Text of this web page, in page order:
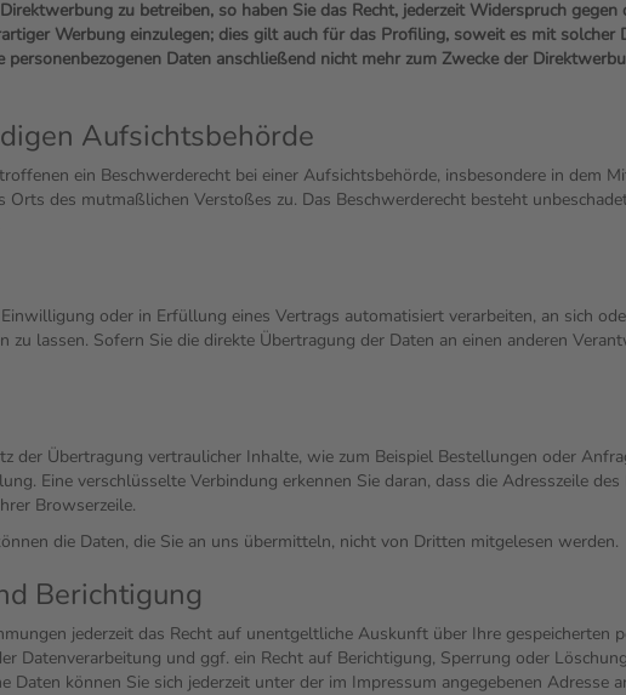
zu betreiben, so haben Sie das Recht, jederzeit Widerspruch gegen
Werbung einzulegen; dies gilt auch für das Profiling, soweit es mit solcher
Daten anschließend nicht mehr zum Zwecke der
Aufsichtsbehörde
ein Beschwerderecht bei einer Aufsichtsbehörde, insbesondere in dem
des mutmaßlichen Verstoßes zu. Das Beschwerderecht besteht
oder in Erfüllung eines Vertrags automatisiert verarbeiten, an sich
zu lassen. Sofern Sie die direkte Übertragung der Daten an einen anderen
der Übertragung vertraulicher Inhalte, wie zum Beispiel Bestellungen oder
Eine verschlüsselte Verbindung erkennen Sie daran, dass die Adresszeile
Browserzeile.
die Daten, die Sie an uns übermitteln, nicht von Dritten mitgelesen werden.
Berichtigung
jederzeit das Recht auf unentgeltliche Auskunft über Ihre gespeicherten
Datenverarbeitung und ggf. ein Recht auf Berichtigung, Sperrung oder
Daten können Sie sich jederzeit unter der im Impressum angegebenen Adresse